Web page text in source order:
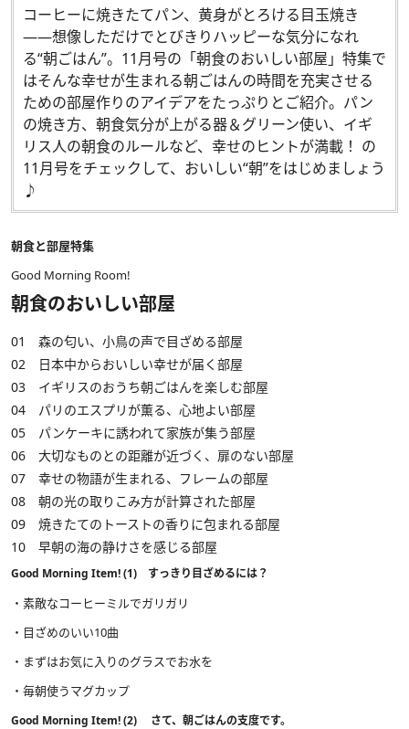
コーヒーに焼きたてパン、黄身がとろける目玉焼き
――想像しただけでとびきりハッピーな気分になれ
る“朝ごはん”。11月号の「朝食のおいしい部屋」特集で
はそんな幸せが生まれる朝ごはんの時間を充実させる
ための部屋作りのアイデアをたっぷりとご紹介。パン
の焼き方、朝食気分が上がる器＆グリーン使い、イギ
リス人の朝食のルールなど、幸せのヒントが満載！ の
11月号をチェックして、おいしい“朝”をはじめましょう
♪
朝食と部屋特集
Good Morning Room!
朝食のおいしい部屋
01 森の匂い、小鳥の声で目ざめる部屋
02 日本中からおいしい幸せが届く部屋
03 イギリスのおうち朝ごはんを楽しむ部屋
04 パリのエスプリが薫る、心地よい部屋
05 パンケーキに誘われて家族が集う部屋
06 大切なものとの距離が近づく、扉のない部屋
07 幸せの物語が生まれる、フレームの部屋
08 朝の光の取りこみ方が計算された部屋
09 焼きたてのトーストの香りに包まれる部屋
10 早朝の海の静けさを感じる部屋
Good Morning Item! (1) すっきり目ざめるには？
・素敵なコーヒーミルでガリガリ
・目ざめのいい10曲
・まずはお気に入りのグラスでお水を
・毎朝使うマグカップ
Good Morning Item! (2) さて、朝ごはんの支度です。